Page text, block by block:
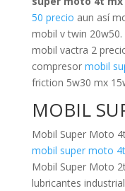
50 precio aun así
mobil v twin 20w50.
mobil vactra 2
compresor mobil
friction 5w30 mx
MOBIL
Mobil Super Moto
mobil super moto
Mobil Super Moto
lubricantes